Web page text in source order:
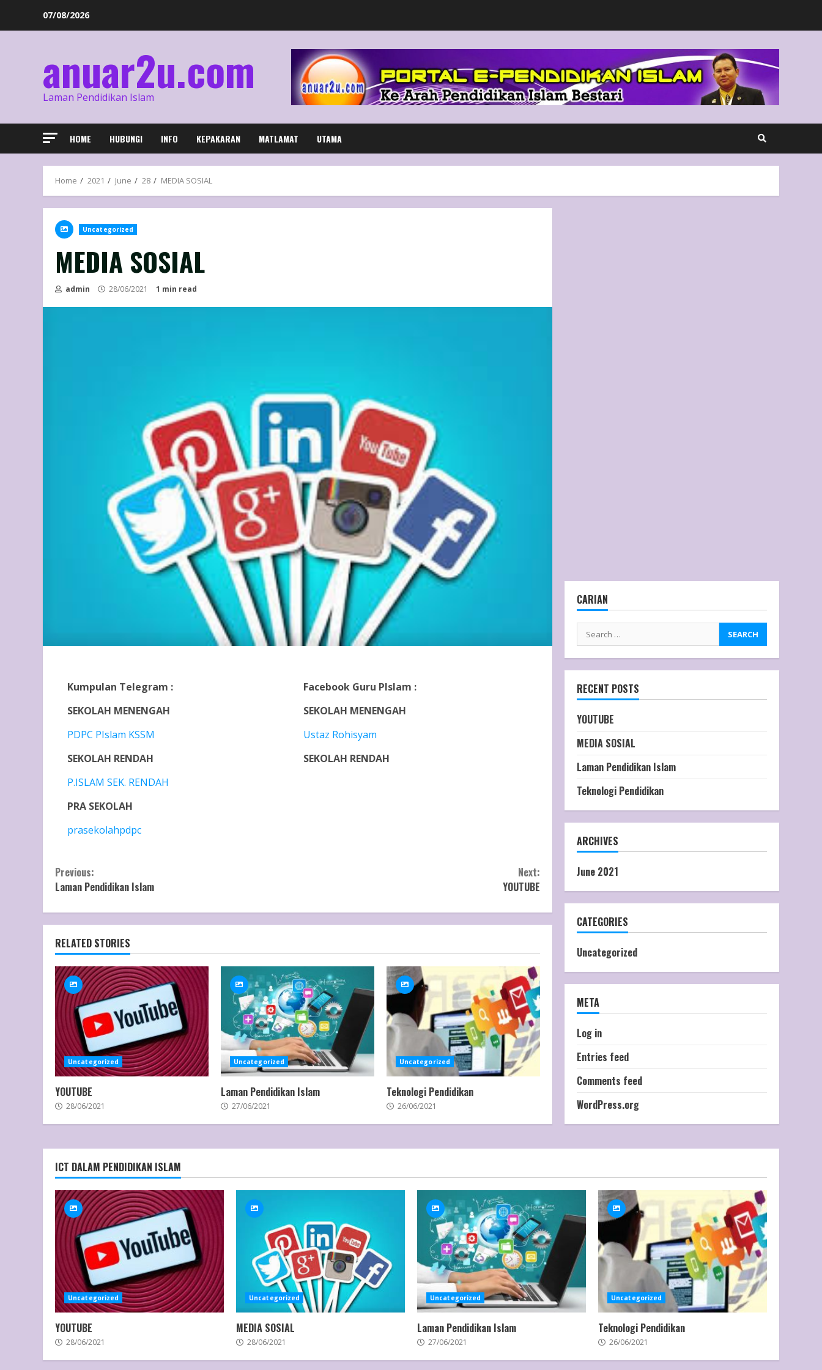
07/08/2026
anuar2u.com
Laman Pendidikan Islam
HOME HUBUNGI INFO KEPAKARAN MATLAMAT UTAMA
Home 2021 June 28 MEDIA SOSIAL
Uncategorized
MEDIA SOSIAL
admin 28/06/2021 1 min read
Kumpulan Telegram :
SEKOLAH MENENGAH
PDPC PIslam KSSM
SEKOLAH RENDAH
P.ISLAM SEK. RENDAH
PRA SEKOLAH
prasekolahpdpc
Facebook Guru PIslam :
SEKOLAH MENENGAH
Ustaz Rohisyam
SEKOLAH RENDAH
Previous:
Laman Pendidikan Islam
Next:
YOUTUBE
RELATED STORIES
Uncategorized
YOUTUBE
28/06/2021
Uncategorized
Laman Pendidikan Islam
27/06/2021
Uncategorized
Teknologi Pendidikan
26/06/2021
CARIAN
RECENT POSTS
YOUTUBE
MEDIA SOSIAL
Laman Pendidikan Islam
Teknologi Pendidikan
ARCHIVES
June 2021
CATEGORIES
Uncategorized
META
Log in
Entries feed
Comments feed
WordPress.org
ICT DALAM PENDIDIKAN ISLAM
Uncategorized
YOUTUBE
28/06/2021
Uncategorized
MEDIA SOSIAL
28/06/2021
Uncategorized
Laman Pendidikan Islam
27/06/2021
Uncategorized
Teknologi Pendidikan
26/06/2021